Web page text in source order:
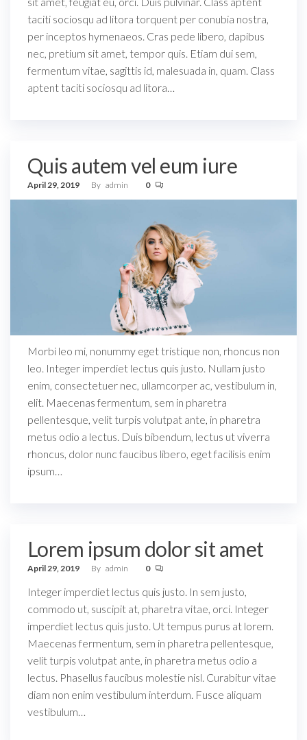
taciti sociosqu ad litora torquent per conubia nostra,
per inceptos hymenaeos. Cras pede libero, dapibus
nec, pretium sit amet, tempor quis. Etiam dui sem,
fermentum vitae, sagittis id, malesuada in, quam. Class
aptent taciti sociosqu ad litora…
Quis autem vel eum iure
April 29, 2019 By admin 0
Morbi leo mi, nonummy eget tristique non, rhoncus non
leo. Integer imperdiet lectus quis justo. Nullam justo
enim, consectetuer nec, ullamcorper ac, vestibulum in,
elit. Maecenas fermentum, sem in pharetra
pellentesque, velit turpis volutpat ante, in pharetra
metus odio a lectus. Duis bibendum, lectus ut viverra
rhoncus, dolor nunc faucibus libero, eget facilisis enim
ipsum…
Lorem ipsum dolor sit amet
April 29, 2019 By admin 0
Integer imperdiet lectus quis justo. In sem justo,
commodo ut, suscipit at, pharetra vitae, orci. Integer
imperdiet lectus quis justo. Ut tempus purus at lorem.
Maecenas fermentum, sem in pharetra pellentesque,
velit turpis volutpat ante, in pharetra metus odio a
lectus. Phasellus faucibus molestie nisl. Curabitur vitae
diam non enim vestibulum interdum. Fusce aliquam
vestibulum…